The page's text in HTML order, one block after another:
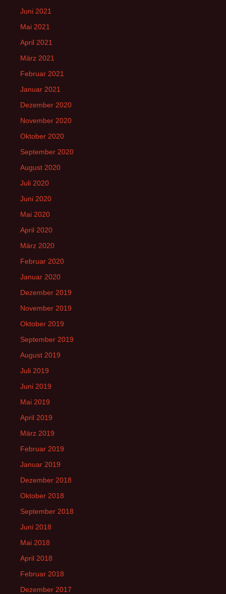
Juni 2021
Mai 2021
April 2021
März 2021
Februar 2021
Januar 2021
Dezember 2020
November 2020
Oktober 2020
September 2020
August 2020
Juli 2020
Juni 2020
Mai 2020
April 2020
März 2020
Februar 2020
Januar 2020
Dezember 2019
November 2019
Oktober 2019
September 2019
August 2019
Juli 2019
Juni 2019
Mai 2019
April 2019
März 2019
Februar 2019
Januar 2019
Dezember 2018
Oktober 2018
September 2018
Juni 2018
Mai 2018
April 2018
Februar 2018
Dezember 2017